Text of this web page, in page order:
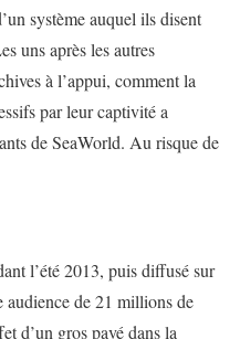
système auquel ils disent
uns après les autres
à l’appui, comment la
par leur captivité a
de SeaWorld. Au risque de
l’été 2013, puis diffusé sur
de 21 millions de
d’un gros pavé dans la